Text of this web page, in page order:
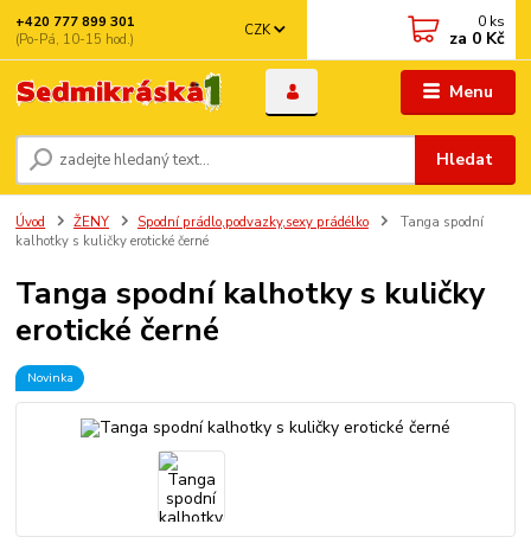
Menu
CZK
Hledat
+420 777 899 301
(Po-Pá, 10-15 hod.)
0 ks
za 0 Kč
Úvod ŽENY Spodní prádlo,podvazky,sexy prádélko
Tanga spodní
kalhotky s kuličky erotické černé
Tanga spodní kalhotky s kuličky
erotické černé
Novinka